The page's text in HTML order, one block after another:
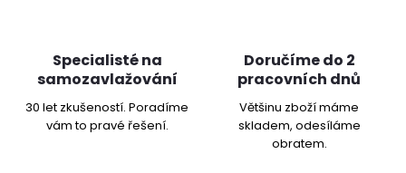
Specialisté na
samozavlažování
30 let zkušeností. Poradíme
vám to pravé řešení.
Doručíme do 2
pracovních dnů
Většinu zboží máme
skladem, odesíláme
obratem.